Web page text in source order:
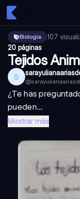
Biologia 107
20 páginas
Tejidos
S
@
¿Te has
pueden...
Mostrar más